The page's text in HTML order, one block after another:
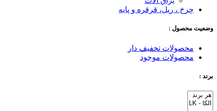
چرخ ، ریل، قرقره و پایه
وضعیت محصول :
محصولات تخفیف دار
محصولات موجود
برند :